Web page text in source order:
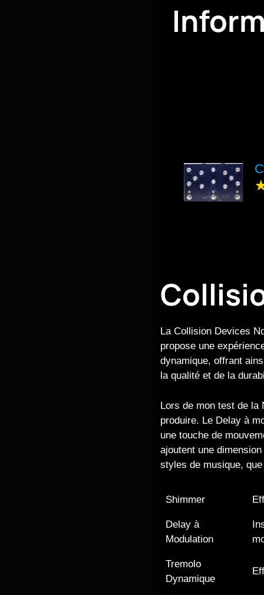
La Collision Devices
propose une
dynamique, offrant
la qualité et de la
Lors de mon test de la
produire. Le Delay à
une touche de
ajoutent une
styles de musique,
Shimmer
Delay à
Modulation
Tremolo
Dynamique